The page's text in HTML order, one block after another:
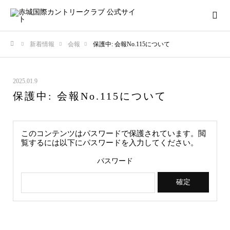
新着情報 会報 保護中: 会報No.115について
2025.01.9
保護中: 会報No.115について
このコンテンツはパスワードで保護されています。閲
覧するには以下にパスワードを入力してください。
パスワード